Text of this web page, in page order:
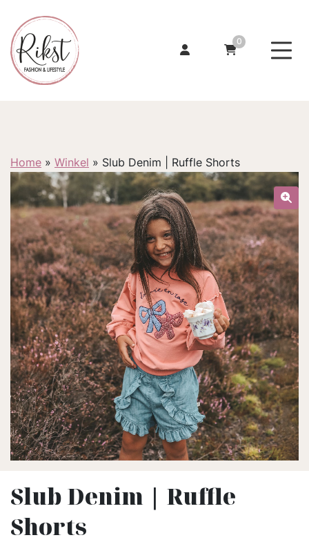
0
Home » Winkel » Slub Denim | Ruffle Shorts
Slub Denim | Ruffle
Shorts